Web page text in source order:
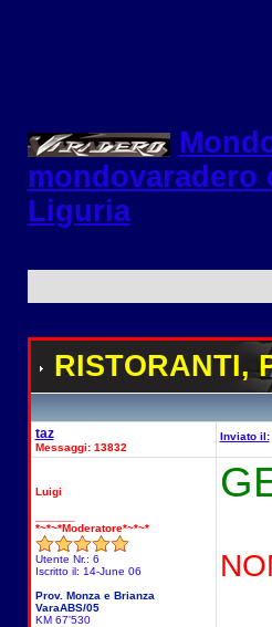
mondovaradero
Liguria
RISTORANTI,
taz
Messaggi: 13832
Inviato il:
Luigi
*~*~*Moderatore*~*~*
Utente Nr.: 6
Iscritto il: 14-June 06
Prov. Monza e Brianza
VaraABS/05
KM 67'530